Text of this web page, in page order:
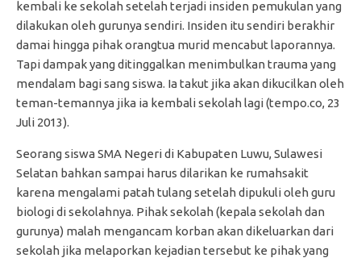
kembali ke sekolah setelah terjadi insiden pemukulan yang
dilakukan oleh gurunya sendiri. Insiden itu sendiri berakhir
damai hingga pihak orangtua murid mencabut laporannya.
Tapi dampak yang ditinggalkan menimbulkan trauma yang
mendalam bagi sang siswa. Ia takut jika akan dikucilkan oleh
teman-temannya jika ia kembali sekolah lagi (tempo.co, 23
Juli 2013).
Seorang siswa SMA Negeri di Kabupaten Luwu, Sulawesi
Selatan bahkan sampai harus dilarikan ke rumahsakit
karena mengalami patah tulang setelah dipukuli oleh guru
biologi di sekolahnya. Pihak sekolah (kepala sekolah dan
gurunya) malah mengancam korban akan dikeluarkan dari
sekolah jika melaporkan kejadian tersebut ke pihak yang